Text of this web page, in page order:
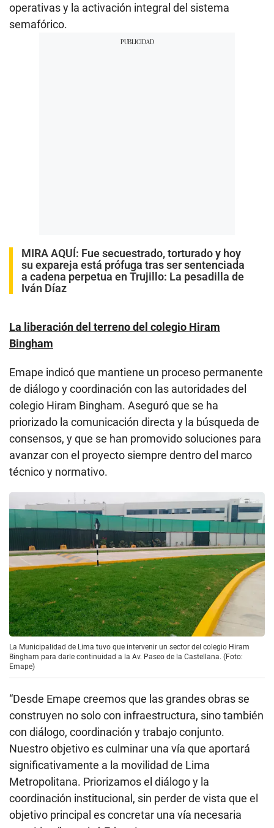
operativas y la activación integral del sistema
semafórico.
MIRA AQUÍ: Fue secuestrado, torturado y hoy
su expareja está prófuga tras ser sentenciada
a cadena perpetua en Trujillo: La pesadilla de
Iván Díaz
La liberación del terreno del colegio Hiram
Bingham
Emape indicó que mantiene un proceso permanente
de diálogo y coordinación con las autoridades del
colegio Hiram Bingham. Aseguró que se ha
priorizado la comunicación directa y la búsqueda de
consensos, y que se han promovido soluciones para
avanzar con el proyecto siempre dentro del marco
técnico y normativo.
La Municipalidad de Lima tuvo que intervenir un sector del colegio Hiram
Bingham para darle continuidad a la Av. Paseo de la Castellana. (Foto:
Emape)
“Desde Emape creemos que las grandes obras se
construyen no solo con infraestructura, sino también
con diálogo, coordinación y trabajo conjunto.
Nuestro objetivo es culminar una vía que aportará
significativamente a la movilidad de Lima
Metropolitana. Priorizamos el diálogo y la
coordinación institucional, sin perder de vista que el
objetivo principal es concretar una vía necesaria